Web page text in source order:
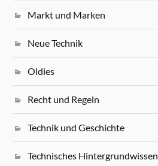
Markt und Marken
Neue Technik
Oldies
Recht und Regeln
Technik und Geschichte
Technisches Hintergrundwissen